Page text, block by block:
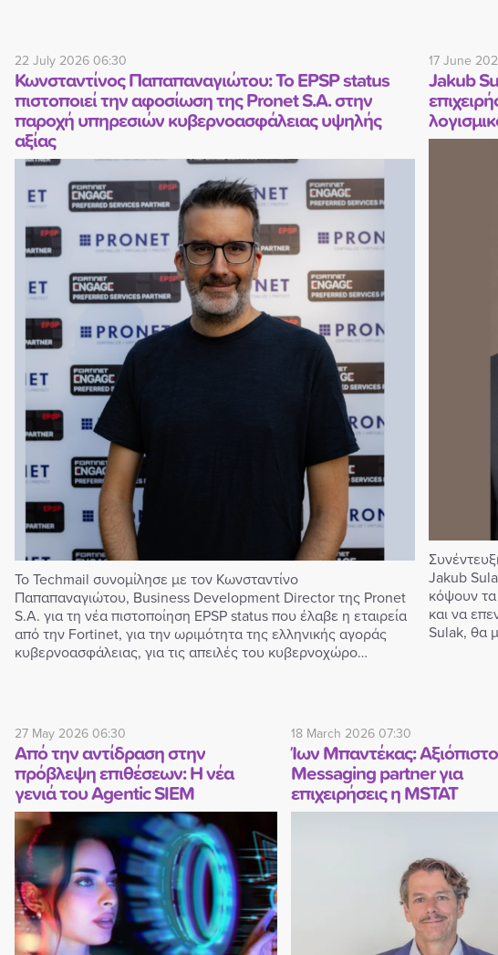
22 July 2026 06:30
Κωνσταντίνος Παπαπαναγιώτου: Το EPSP status
πιστοποιεί την αφοσίωση της Pronet S.A. στην
παροχή υπηρεσιών κυβερνοασφάλειας υψηλής
αξίας
Το Techmail συνομίλησε με τον Κωνσταντίνο
Παπαπαναγιώτου, Business Development Director της Pronet
S.A. για τη νέα πιστοποίηση EPSP status που έλαβε η εταιρεία
από την Fortinet, για την ωριμότητα της ελληνικής αγοράς
κυβερνοασφάλειας, για τις απειλές του κυβερνοχώρο…
17 June
Jakub
Jakub
κόψουν
και να
Sulak, θα
27 May 2026 06:30
Από την αντίδραση στην
πρόβλεψη επιθέσεων: Η νέα
γενιά του Agentic SIEM
18 March 2026 07:30
Ίων Μπαντέκας:
Messaging partner για
επιχειρήσεις η MSTAT